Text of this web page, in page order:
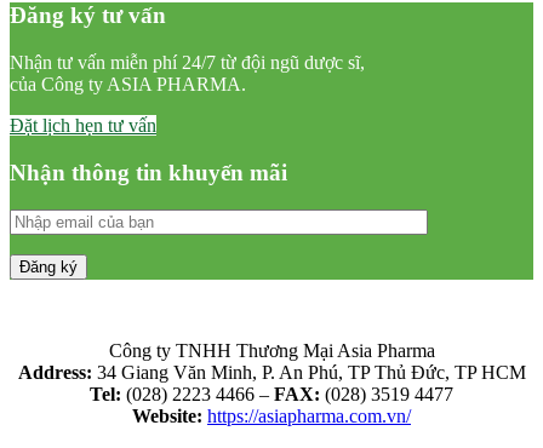
Đăng ký tư vấn
Nhận tư vấn miễn phí 24/7 từ đội ngũ dược sĩ,
của Công ty ASIA PHARMA.
Đặt lịch hẹn tư vấn
Nhận thông tin khuyến mãi
Công ty TNHH Thương Mại Asia Pharma
Address: 34 Giang Văn Minh, P. An Phú, TP Thủ Đức, TP HCM
Tel: (028) 2223 4466 – FAX: (028) 3519 4477
Website: https://asiapharma.com.vn/